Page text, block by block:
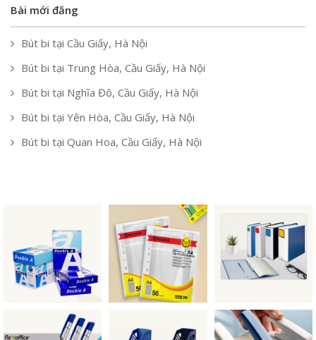
Bài mới đăng
Bút bi tại Cầu Giấy, Hà Nội
Bút bi tại Trung Hòa, Cầu Giấy, Hà Nội
Bút bi tại Nghĩa Đô, Cầu Giấy, Hà Nội
Bút bi tại Yên Hòa, Cầu Giấy, Hà Nội
Bút bi tại Quan Hoa, Cầu Giấy, Hà Nội